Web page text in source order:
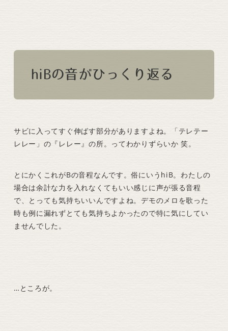
hiBの音がひっくり返る
サビに入ってすぐ伸ばす部分がありますよね。「テレテー
レレー」の『レレー』の所。ってわかりずらいか 笑。
とにかくこれがBの音程なんです。俗にいうhiB。わたしの
場合は余計な力を入れなくてもいい感じに声が張る音程
で、とっても気持ちいいんですよね。デモのメロを歌った
時も例に漏れずとても気持ちよかったので特に気にしてい
ませんでした。
…ところが。